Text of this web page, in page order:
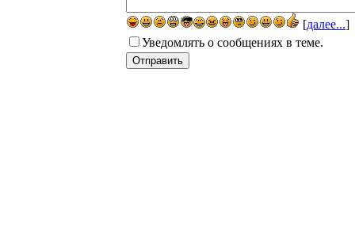
[далее...]
Уведомлять о сообщениях в теме.